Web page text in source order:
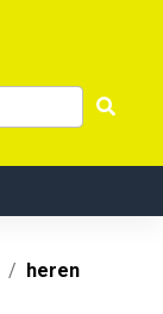
heren